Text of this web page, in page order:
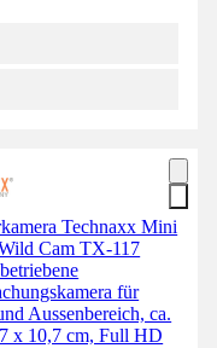
Technaxx Mini
Cam TX-117
für
Aussenbereich, ca.
x 10,7 cm, Full HD